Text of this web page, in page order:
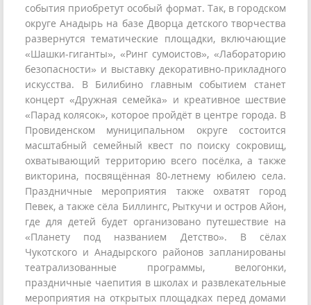
события приобретут особый формат. Так, в городском
округе Анадырь на базе Дворца детского творчества
развернутся тематические площадки, включающие
«Шашки-гиганты», «Ринг сумоистов», «Лабораторию
безопасности» и выставку декоративно-прикладного
искусства. В Билибино главным событием станет
концерт «Дружная семейка» и креативное шествие
«Парад колясок», которое пройдёт в центре города. В
Провиденском муниципальном округе состоится
масштабный семейный квест по поиску сокровищ,
охватывающий территорию всего посёлка, а также
викторина, посвящённая 80-летнему юбилею села.
Праздничные мероприятия также охватят город
Певек, а также сёла Биллингс, Рыткучи и остров Айон,
где для детей будет организовано путешествие на
«Планету под названием Детство». В сёлах
Чукотского и Анадырского районов запланированы
театрализованные программы, велогонки,
праздничные чаепития в школах и развлекательные
мероприятия на открытых площадках перед домами